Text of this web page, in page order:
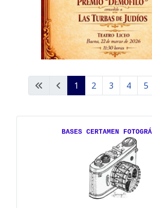
1 2 3 4 5
BASES CERTAMEN